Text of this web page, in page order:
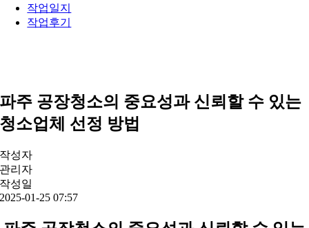
작업일지
작업후기
파주 공장청소의 중요성과 신뢰할 수 있는
청소업체 선정 방법
작성자
관리자
작성일
2025-01-25 07:57